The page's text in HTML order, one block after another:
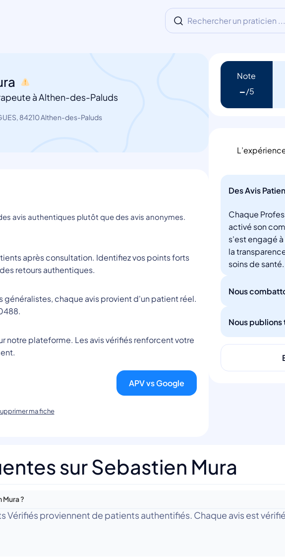
Rechercher un praticien ...
à Althen-des-Paluds
84210 Althen-des-Paluds
avis authentiques plutôt que des avis anonymes.
après consultation. Identifiez vos points forts
retours authentiques.
chaque avis provient d'un patient réel.
notre plateforme. Les avis vérifiés renforcent votre
APV vs Google
ma fiche
Note
-
Des Avis
Chaque
activé son
s'est engagé
la
soins de santé.
Nous
Nous publions
sur Sebastien Mura
?
Vérifiés proviennent de patients authentifiés. Chaque avis est